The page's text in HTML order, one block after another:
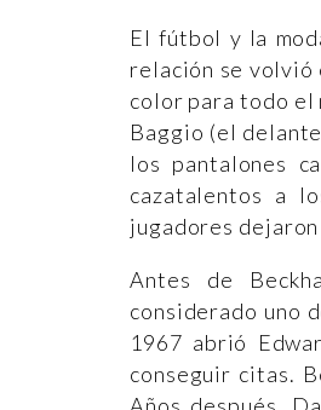
El fútbol y la
relación se volvió
color para todo el
Baggio (el
los pantalones
cazatalentos a
jugadores
Antes de
considerado uno
1967 abrió
conseguir citas.